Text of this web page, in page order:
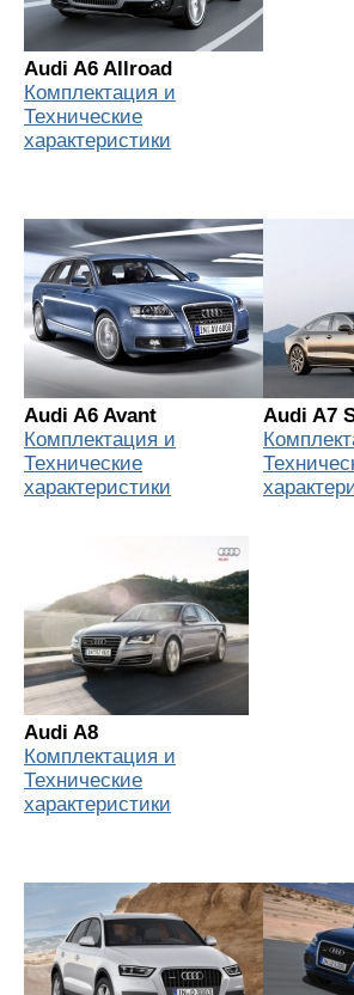
Audi A6 Allroad
Комплектация и
Технические
характеристики
Audi A6 Avant
Комплектация и
Технические
характеристики
Audi A7
Audi A8
Комплектация и
Технические
характеристики